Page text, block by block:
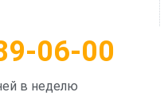
06-00
в неделю